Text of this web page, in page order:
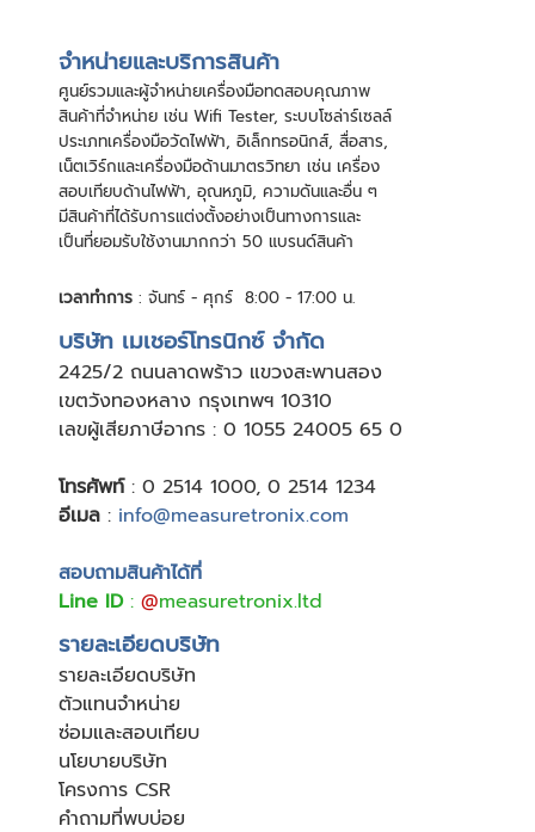
จําหน่ายและบริการสินค้า
ศูนย์รวมและผู้จําหน่ายเครื่องมือทดสอบคุณภาพ
สินค้าที่จําหน่าย เช่น Wifi Tester, ระบบโซล่าร์เซลล์
ประเภทเครื่องมือวัดไฟฟ้า, อิเล็กทรอนิกส์, สื่อสาร,
เน็ตเวิร์กและเครื่องมือด้านมาตรวิทยา เช่น เครื่อง
สอบเทียบด้านไฟฟ้า, อุณหภูมิ, ความดันและอื่น ๆ
มีสินค้าที่ได้รับการแต่งตั้งอย่างเป็นทางการและ
เป็นที่ยอมรับใช้งานมากกว่า 50 แบรนด์สินค้า
เวลาทำการ : จันทร์ - ศุกร์ 8:00 - 17:00 น.
บริษัท เมเชอร์โทรนิกซ์ จำกัด
2425/2 ถนนลาดพร้าว แขวงสะพานสอง
เขตวังทองหลาง กรุงเทพฯ 10310
เลขผู้เสียภาษีอากร : 0 1055 24005 65 0
โทรศัพท์: 0 2514 1000, 0 2514 1234
อีเมล : info@measuretronix.com
สอบถามสินค้าได้ที่
Line ID: @measuretronix.ltd
รายละเอียดบริษัท
รายละเอียดบริษัท
ตัวแทนจำหน่าย
ซ่อมและสอบเทียบ
นโยบายบริษัท
โครงการ CSR
คำถามที่พบบ่อย